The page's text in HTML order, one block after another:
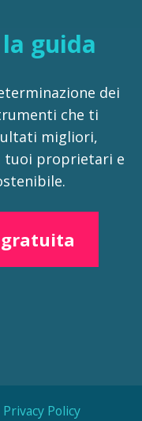
guida
dei
che ti
migliori,
tuoi proprietari e
gratuita
Privacy Policy